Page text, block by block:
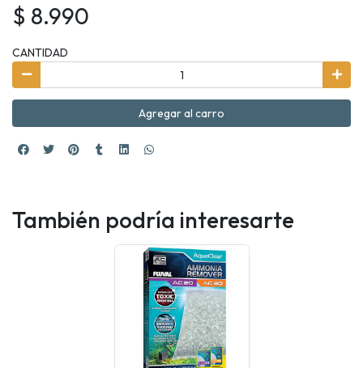
$ 8.990
CANTIDAD
Agregar al carro
También podría interesarte